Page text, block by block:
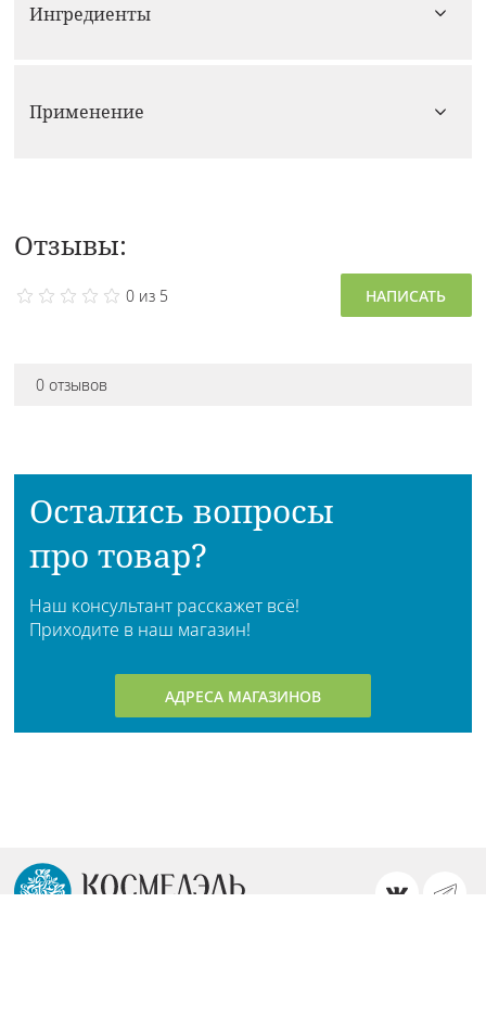
Ингредиенты
Применение
Отзывы:
0 из 5 НАПИСАТЬ
0 отзывов
Остались вопросы
про товар?
Наш консультант расскажет всё!
Приходите в наш магазин!
АДРЕСА МАГАЗИНОВ